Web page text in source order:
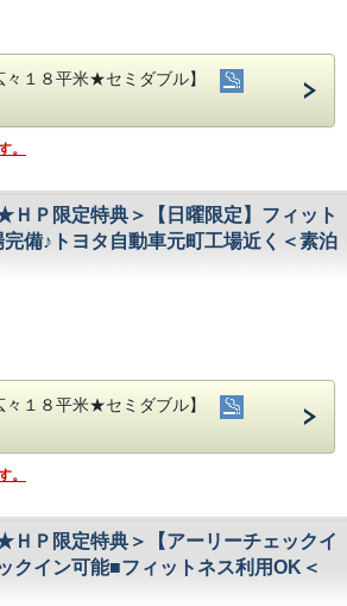
々１８平米★セミダブル】
。
ＨＰ限定特典＞【日曜限定】フィット
備♪トヨタ自動車元町工場近く＜素泊
々１８平米★セミダブル】
。
ＨＰ限定特典＞【アーリーチェックイ
クイン可能■フィットネス利用OK＜